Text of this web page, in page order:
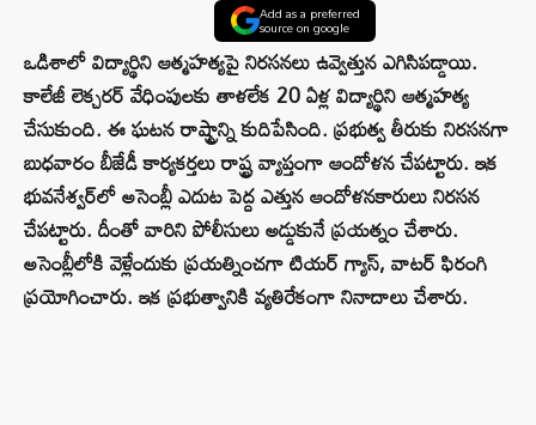
Add as a preferred
source on google
ఒడిశాలో విద్యార్థిని ఆత్మహత్యపై నిరసనలు ఉవ్వెత్తున ఎగిసిపడ్డాయి.
కాలేజీ లెక్చరర్ వేధింపులకు తాళలేక 20 ఏళ్ల విద్యార్థిని ఆత్మహత్య
చేసుకుంది. ఈ ఘటన రాష్ట్రాన్ని కుదిపేసింది. ప్రభుత్వ తీరుకు నిరసనగా
బుధవారం బీజేడీ కార్యకర్తలు రాష్ట్ర వ్యాప్తంగా ఆందోళన చేపట్టారు. ఇక
భువనేశ్వర్‌లో అసెంబ్లీ ఎదుట పెద్ద ఎత్తున ఆందోళనకారులు నిరసన
చేపట్టారు. దీంతో వారిని పోలీసులు అడ్డుకునే ప్రయత్నం చేశారు.
అసెంబ్లీలోకి వెళ్లేందుకు ప్రయత్నించగా టియర్ గ్యాస్, వాటర్ ఫిరంగి
ప్రయోగించారు. ఇక ప్రభుత్వానికి వ్యతిరేకంగా నినాదాలు చేశారు.